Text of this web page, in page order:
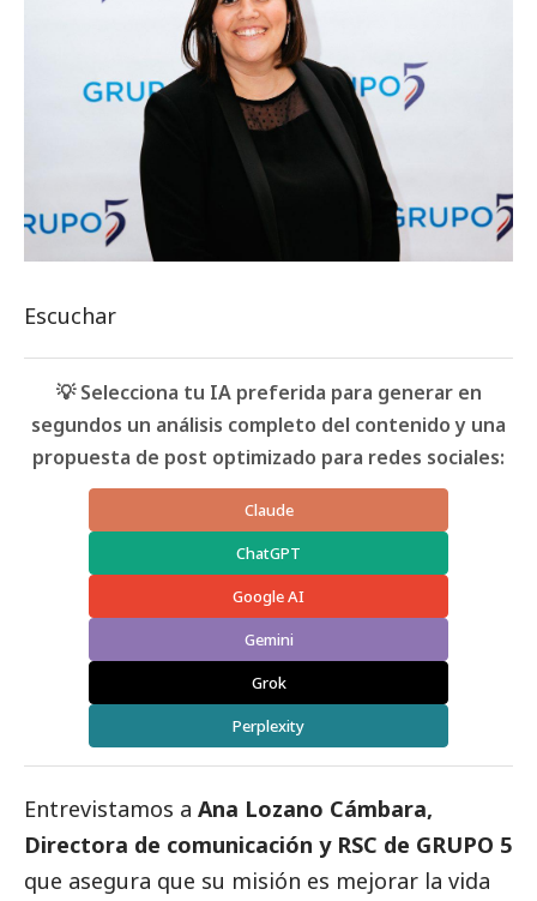
Escuchar
💡 Selecciona tu IA preferida para generar en
segundos un análisis completo del contenido y una
propuesta de post optimizado para redes sociales:
Claude
ChatGPT
Google AI
Gemini
Grok
Perplexity
Entrevistamos a Ana Lozano Cámbara,
Directora de comunicación y RSC de GRUPO 5
que asegura que su misión es mejorar la vida